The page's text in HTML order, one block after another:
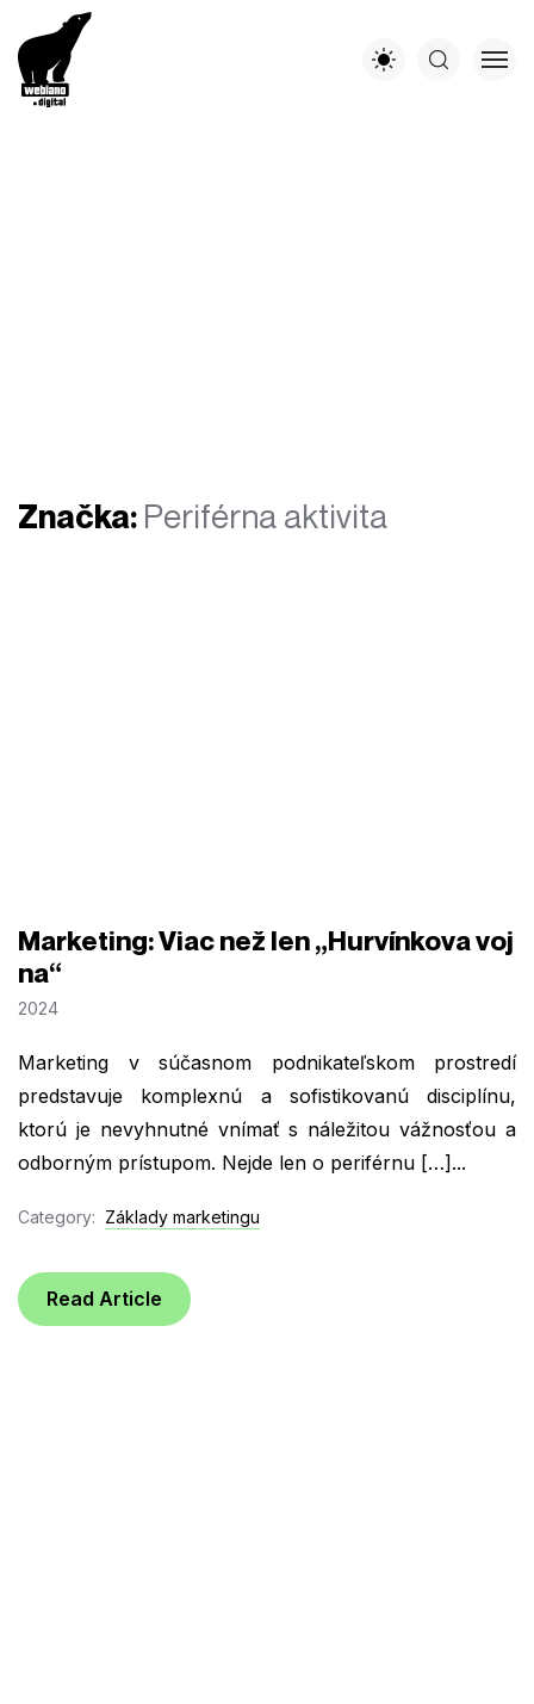
Značka: Periférna aktivita
Marketing: Viac než len „Hurvínkova voj
na“
2024
Marketing v súčasnom podnikateľskom prostredí
predstavuje komplexnú a sofistikovanú disciplínu,
ktorú je nevyhnutné vnímať s náležitou vážnosťou a
odborným prístupom. Nejde len o periférnu […]...
Category: Základy marketingu
Read Article